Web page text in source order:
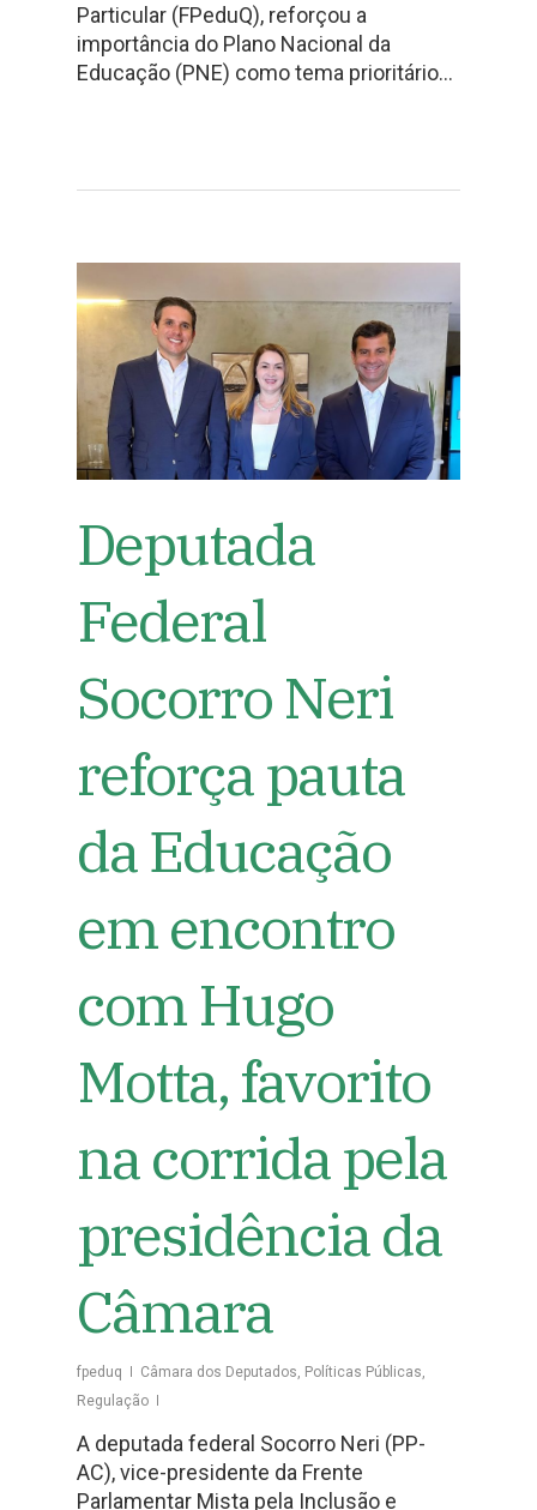
Particular (FPeduQ), reforçou a
importância do Plano Nacional da
Educação (PNE) como tema prioritário…
Deputada
Federal
Socorro Neri
reforça pauta
da Educação
em encontro
com Hugo
Motta, favorito
na corrida pela
presidência da
Câmara
fpeduq Câmara dos Deputados, Políticas Públicas,
Regulação
A deputada federal Socorro Neri (PP-
AC), vice-presidente da Frente
Parlamentar Mista pela Inclusão e